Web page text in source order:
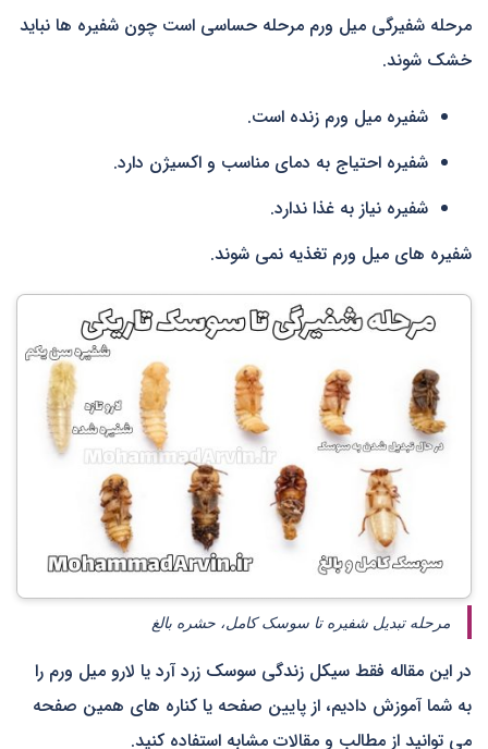
مرحله شفیرگی میل ورم مرحله حساسی است چون شفیره ها نباید
خشک شوند.
شفیره میل ورم زنده است.
شفیره احتیاج به دمای مناسب و اکسیژن دارد.
شفیره نیاز به غذا ندارد.
شفیره های میل ورم تغذیه نمی شوند.
مرحله تبدیل شفیره تا سوسک کامل، حشره بالغ
در این مقاله فقط سیکل زندگی سوسک زرد آرد یا لارو میل ورم را
به شما آموزش دادیم، از پایین صفحه یا کناره های همین صفحه
می توانید از مطالب و مقالات مشابه استفاده کنید.